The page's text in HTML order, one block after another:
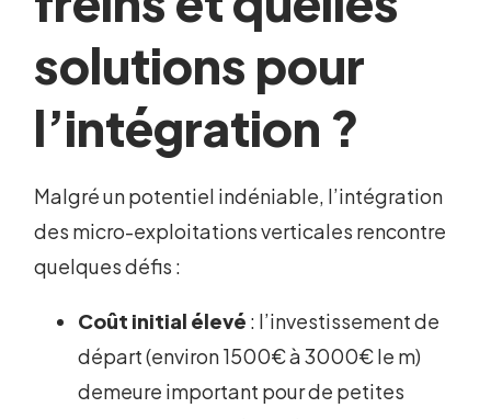
solutions pour
l’intégration ?
Malgré un potentiel indéniable, l’intégration
des micro-exploitations verticales rencontre
quelques défis :
Coût initial élevé : l’investissement de
départ (environ 1500€ à 3000€ le m)
demeure important pour de petites